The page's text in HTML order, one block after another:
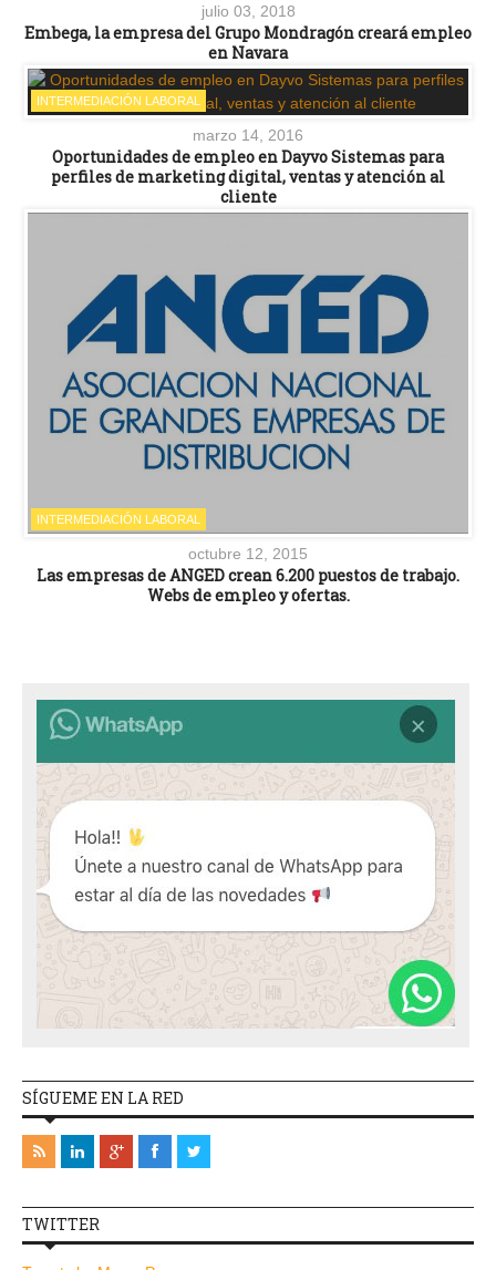
julio 03, 2018
Embega, la empresa del Grupo Mondragón creará empleo
en Navara
INTERMEDIACIÓN LABORAL
marzo 14, 2016
Oportunidades de empleo en Dayvo Sistemas para
perfiles de marketing digital, ventas y atención al
cliente
INTERMEDIACIÓN LABORAL
octubre 12, 2015
Las empresas de ANGED crean 6.200 puestos de trabajo.
Webs de empleo y ofertas.
SÍGUEME EN LA RED
TWITTER